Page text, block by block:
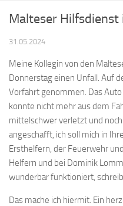
Malteser Hilfsdienst
31.05.2024
Meine Kollegin von den
Donnerstag einen Unfall. Auf
Vorfahrt genommen. Das
konnte nicht mehr aus dem
mittelschwer verletzt und
angeschafft, ich soll mich in
Ersthelfern, der Feuerwehr
Helfern und bei Dominik
wunderbar funktioniert,
Das mache ich hiermit. Ein